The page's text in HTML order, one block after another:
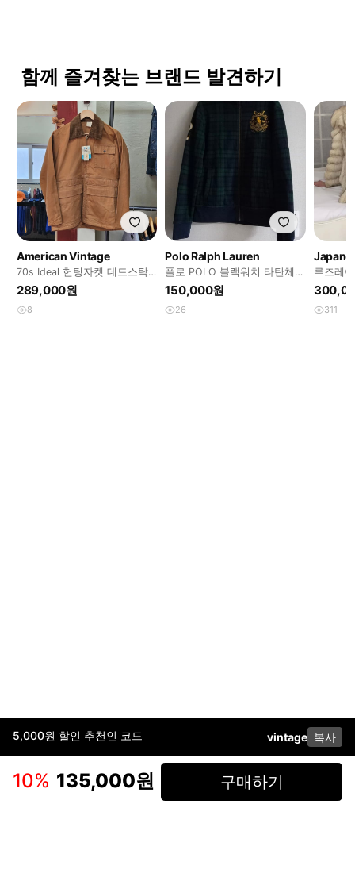
5,000원 할인 추천인 코드 vintage 복사
10% 135,000원 구매하기
함께 즐겨찾는 브랜드 발견하기
American Vintage
70s Ideal 헌팅자켓 데드스탁
M~L
289,000원
8
Polo Ralph Lauren
폴로 POLO 블랙워치 타탄체크
집업 95/M
150,000원
26
루즈레
사가폭
311
이용약관고객센터판매개인정보 처리방침사업자 정보다운로드
인스타그램
페이스북